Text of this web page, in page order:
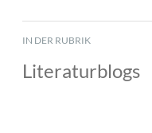
IN DER RUBRIK
Literaturblogs